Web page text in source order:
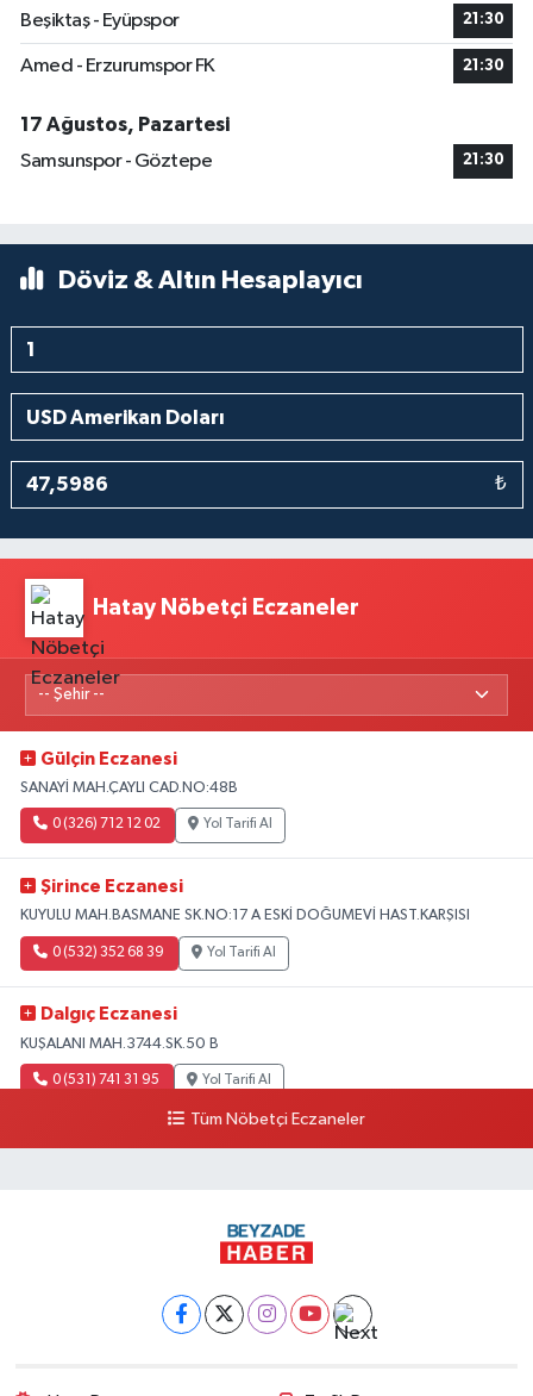
Beşiktaş - Eyüpspor 21:30
Amed - Erzurumspor FK 21:30
17 Ağustos, Pazartesi
Samsunspor - Göztepe
21:30
Döviz & Altın Hesaplayıcı
₺
Hatay Nöbetçi Eczaneler
Gülçin Eczanesi
SANAYİ MAH.ÇAYLI CAD.NO:48B
0 (326) 712 12 02 Yol Tarifi Al
Şirince Eczanesi
KUYULU MAH.BASMANE SK.NO:17 A ESKİ DOĞUMEVİ HAST.KARŞISI
0 (532) 352 68 39 Yol Tarifi Al
Dalgıç Eczanesi
KUŞALANI MAH.3744.SK.50 B
0 (531) 741 31 95 Yol Tarifi Al
İskenderun-antakya yolu üzeri Serinyol Mah. Büyükdalyan Konteyner Kent
Tüm Nöbetçi Eczaneler